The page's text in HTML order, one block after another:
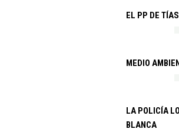
EL PP DE
MEDIO
LA POLICÍA
BLANCA